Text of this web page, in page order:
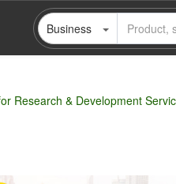
Business
Research & Development